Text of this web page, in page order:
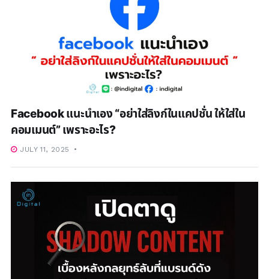
Facebook แนะนำเอง “อย่าใส่ลิงก์ในแคปชั่น ให้ใส่ใน
คอมเมนต์” เพราะอะไร?
JULY 11, 2025